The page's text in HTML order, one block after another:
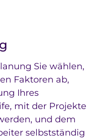
Sie wählen,
Faktoren ab,
Ihres
mit der Projekte
und dem
selbstständig